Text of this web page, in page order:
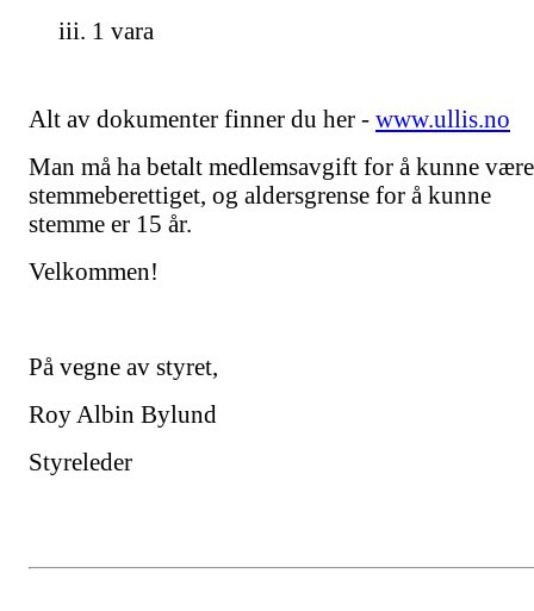
iii. 1 vara
Alt av dokumenter finner du her - www.ullis.no
Man må ha betalt medlemsavgift for å kunne være
stemmeberettiget, og aldersgrense for å kunne
stemme er 15 år.
Velkommen!
På vegne av styret,
Roy Albin Bylund
Styreleder